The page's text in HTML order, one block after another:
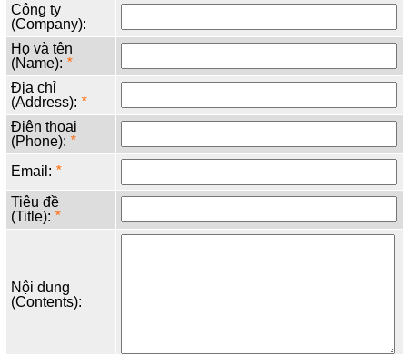
Công ty
(Company):
Họ và tên
(Name): *
Địa chỉ
(Address): *
Điện thoại
(Phone): *
Email: *
Tiêu đề
(Title): *
Nội dung
(Contents):